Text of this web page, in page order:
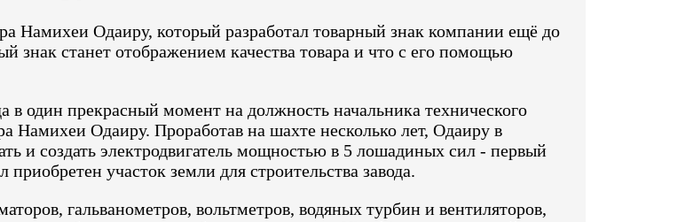
Намихеи Одаиру, который разработал товарный знак компании ещё до
знак станет отображением качества товара и что с его помощью
один прекрасный момент на должность начальника технического
Намихеи Одаиру. Проработав на шахте несколько лет, Одаиру в
и создать электродвигатель мощностью в 5 лошадиных сил - первый
участок земли для строительства завода.
гальванометров, вольтметров, водяных турбин и вентиляторов,